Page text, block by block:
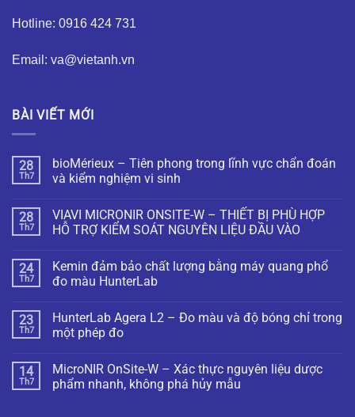
Hotline: 0916 424 731
Email: va@vietanh.vn
BÀI VIẾT MỚI
28
Th7
bioMérieux – Tiên phong trong lĩnh vực chẩn đoán
và kiểm nghiệm vi sinh
28
Th7
VIAVI MICRONIR ONSITE-W – THIẾT BỊ PHÙ HỢP
HỖ TRỢ KIỂM SOÁT NGUYÊN LIỆU ĐẦU VÀO
24
Th7
Kemin đảm bảo chất lượng bằng máy quang phổ
đo màu HunterLab
23
Th7
HunterLab Agera L2 – Đo màu và độ bóng chỉ trong
một phép đo
14
Th7
MicroNIR OnSite-W – Xác thực nguyên liệu dược
phẩm nhanh, không phá hủy mẫu